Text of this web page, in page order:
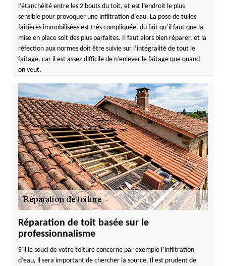
l’étanchéité entre les 2 bouts du toit, et est l’endroit le plus
sensible pour provoquer une infiltration d’eau. La pose de tuiles
faîtières immobilisées est très compliquée, du fait qu’il faut que la
mise en place soit des plus parfaites. Il faut alors bien réparer, et la
réfection aux normes doit être suivie sur l’intégralité de tout le
faîtage, car il est assez difficile de n’enlever le faîtage que quand
on veut.
Réparation de toit basée sur le
professionnalisme
S’il le souci de votre toiture concerne par exemple l’infiltration
d’eau, il sera important de chercher la source. Il est prudent de